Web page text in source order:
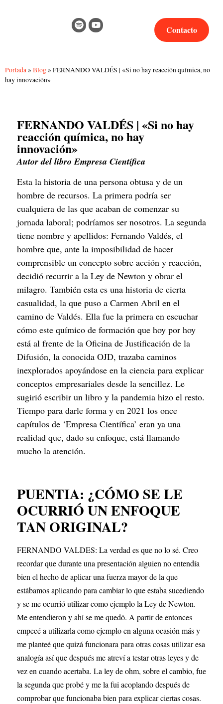
Contacto
Portada» Blog» FERNANDO VALDÉS | «Si no hay reacción química, no
hay innovación»
FERNANDO VALDÉS | «Si no hay
reacción química, no hay
innovación»
Autor del libro Empresa Científica
Esta la historia de una persona obtusa y de un
hombre de recursos. La primera podría ser
cualquiera de las que acaban de comenzar su
jornada laboral; podríamos ser nosotros. La segunda
tiene nombre y apellidos: Fernando Valdés, el
hombre que, ante la imposibilidad de hacer
comprensible un concepto sobre acción y reacción,
decidió recurrir a la Ley de Newton y obrar el
milagro. También esta es una historia de cierta
casualidad, la que puso a Carmen Abril en el
camino de Valdés. Ella fue la primera en escuchar
cómo este químico de formación que hoy por hoy
está al frente de la Oficina de Justificación de la
Difusión, la conocida OJD, trazaba caminos
inexplorados apoyándose en la ciencia para explicar
conceptos empresariales desde la sencillez. Le
sugirió escribir un libro y la pandemia hizo el resto.
Tiempo para darle forma y en 2021 los once
capítulos de ‘Empresa Científica’ eran ya una
realidad que, dado su enfoque, está llamando
mucho la atención.
PUENTIA: ¿CÓMO SE LE
OCURRIÓ UN ENFOQUE
TAN ORIGINAL?
FERNANDO VALDES: La verdad es que no lo sé. Creo
recordar que durante una presentación alguien no entendía
bien el hecho de aplicar una fuerza mayor de la que
estábamos aplicando para cambiar lo que estaba sucediendo
y se me ocurrió utilizar como ejemplo la Ley de Newton.
Me entendieron y ahí se me quedó. A partir de entonces
empecé a utilizarla como ejemplo en alguna ocasión más y
me planteé que quizá funcionara para otras cosas utilizar esa
analogía así que después me atreví a testar otras leyes y de
vez en cuando acertaba. La ley de ohm, sobre el cambio, fue
la segunda que probé y me la fui acoplando después de
comprobar que funcionaba bien para explicar ciertas cosas.